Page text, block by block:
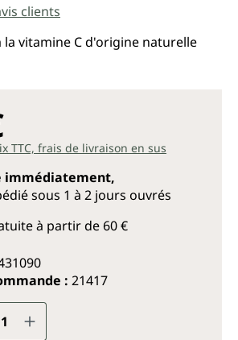
clients
la vitamine C d'origine naturelle
TTC, frais de livraison en sus
immédiatement,
sous 1 à 2 jours ouvrés
à partir de 60 €
: 21417
de produit : Entrez la